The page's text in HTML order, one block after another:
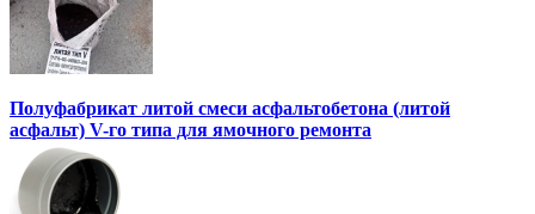
Полуфабрикат литой смеси асфальтобетона (литой
асфальт) V-го типа для ямочного ремонта